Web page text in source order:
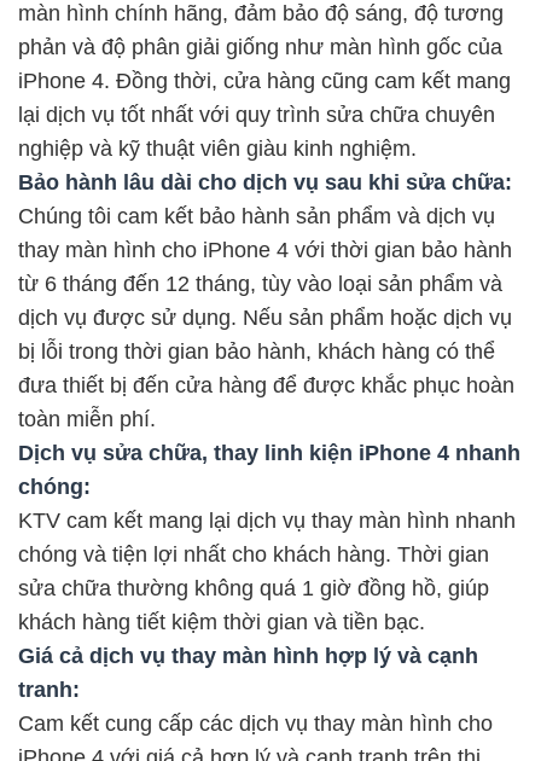
màn hình chính hãng, đảm bảo độ sáng, độ tương
phản và độ phân giải giống như màn hình gốc của
iPhone 4. Đồng thời, cửa hàng cũng cam kết mang
lại dịch vụ tốt nhất với quy trình sửa chữa chuyên
nghiệp và kỹ thuật viên giàu kinh nghiệm.
Bảo hành lâu dài cho dịch vụ sau khi sửa chữa:
Chúng tôi cam kết bảo hành sản phẩm và dịch vụ
thay màn hình cho iPhone 4 với thời gian bảo hành
từ 6 tháng đến 12 tháng, tùy vào loại sản phẩm và
dịch vụ được sử dụng. Nếu sản phẩm hoặc dịch vụ
bị lỗi trong thời gian bảo hành, khách hàng có thể
đưa thiết bị đến cửa hàng để được khắc phục hoàn
toàn miễn phí.
Dịch vụ sửa chữa, thay linh kiện iPhone 4 nhanh
chóng:
KTV cam kết mang lại dịch vụ thay màn hình nhanh
chóng và tiện lợi nhất cho khách hàng. Thời gian
sửa chữa thường không quá 1 giờ đồng hồ, giúp
khách hàng tiết kiệm thời gian và tiền bạc.
Giá cả dịch vụ thay màn hình hợp lý và cạnh
tranh:
Cam kết cung cấp các dịch vụ thay màn hình cho